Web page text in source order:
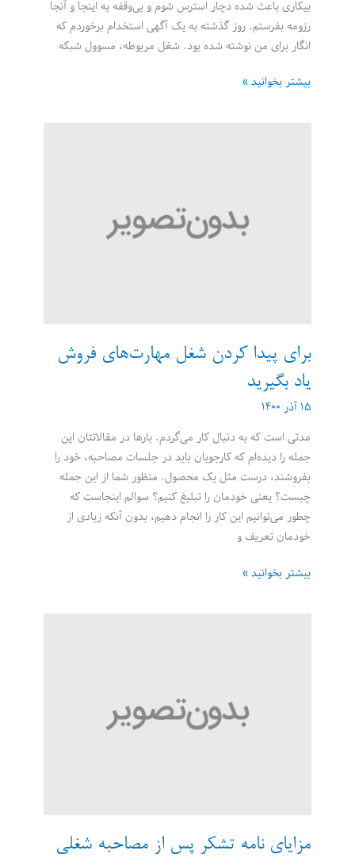
بیکاری باعث شده دچار استرس شوم و بی‌وقفه به اینجا و آنجا
رزومه بفرستم. روز گذشته به یک آگهی استخدام برخوردم که
انگار برای من نوشته شده بود. شغل مربوطه، مسوول شبکه
در
بیشتر بخوانید »
برای پیدا کردن شغل مهارت‌های فروش
یاد بگیرید
۱۵ آذر ۱۴۰۰
مدتی است که به دنبال کار می‌گردم. بارها در مقالاتتان این
جمله را دیده‌ام که کارجویان باید در جلسات مصاحبه، خود را
بفروشند، درست مثل یک محصول. منظور شما از این جمله
چیست؟ یعنی خودمان را تبلیغ کنیم؟ سوالم اینجاست که
چطور می‌توانیم این کار را انجام دهیم، بدون آنکه زیادی از
خودمان تعریف و
برای
بیشتر بخوانید »
مزایای نامه تشکر پس از مصاحبه شغلی